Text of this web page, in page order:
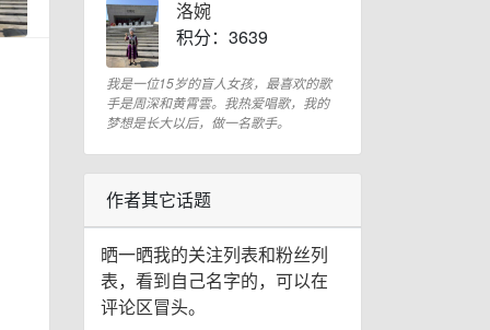
洛婉
积分：3639
我是一位15岁的盲人女孩，最喜欢的歌
手是周深和黄霄雲。我热爱唱歌，我的
梦想是长大以后，做一名歌手。
作者其它话题
晒一晒我的关注列表和粉丝列
表，看到自己名字的，可以在
评论区冒头。